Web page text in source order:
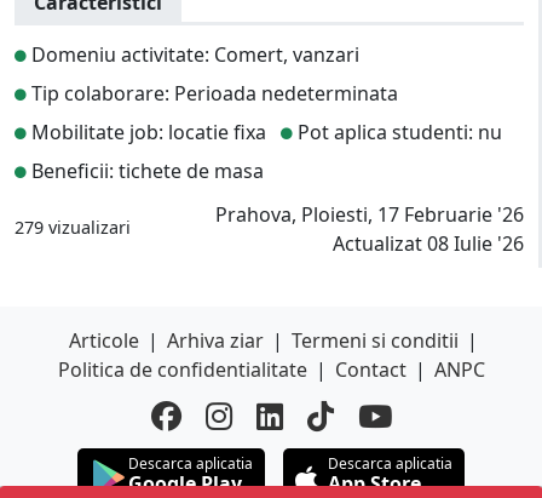
Domeniu activitate: Comert, vanzari
Tip colaborare: Perioada nedeterminata
Mobilitate job: locatie fixa
Pot aplica studenti: nu
Beneficii: tichete de masa
279 vizualizari
Prahova, Ploiesti, 17 Februarie '26
Actualizat 08 Iulie '26
Articole | Arhiva ziar | Termeni si conditii |
Politica de confidentialitate | Contact | ANPC
Descarca aplicatia
Google Play
Descarca aplicatia
App Store